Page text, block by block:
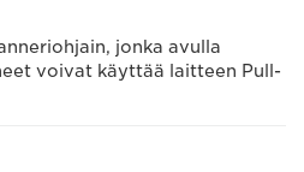
jonka avulla
voivat käyttää laitteen Pull-